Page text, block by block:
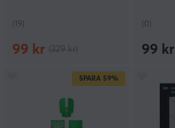
(19)
99 kr
(0)
99 kr
SPARA 59%